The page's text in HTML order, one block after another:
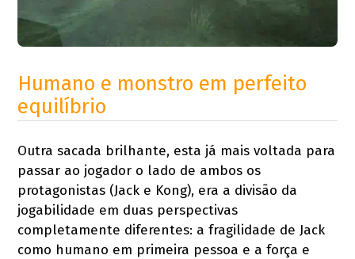
Humano e monstro em perfeito
equilíbrio
Outra sacada brilhante, esta já mais voltada para
passar ao jogador o lado de ambos os
protagonistas (Jack e Kong), era a divisão da
jogabilidade em duas perspectivas
completamente diferentes: a fragilidade de Jack
como humano em primeira pessoa e a força e